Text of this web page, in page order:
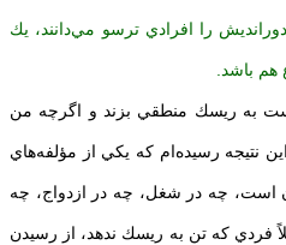
را افرادي ترسو مي‌دانند، يك
باشد.
به ريسك منطقي بزند و اگرچه من
نتيجه رسيده‌ام كه يكي از مؤلفه‌هاي
است، چه در شغل، چه در ازدواج، چه
كه تن به ريسك ندهد، از رسيدن